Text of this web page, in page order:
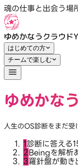
魂の仕事と出会う場
ゆめかなうクラウド
はじめての方
チームで楽しむ
ゆめかな
人生のOS診断をまだ受
1診断に答える
2Beingを解析
3羅針盤が動き
魂の仕事の扉をひらく